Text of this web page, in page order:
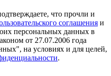
что прочли и
соглашения и
персональных данных в
от 27.07.2006 года
на условиях и для целей,
.